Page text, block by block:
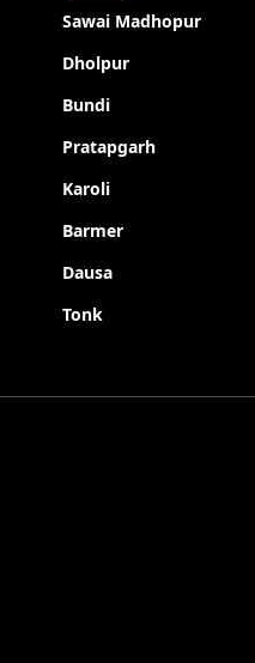
Sawai Madhopur
Dholpur
Bundi
Pratapgarh
Karoli
Barmer
Dausa
Tonk